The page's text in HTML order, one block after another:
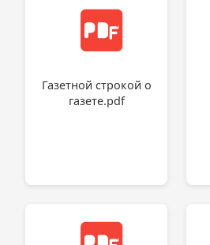
Газетной строкой о
газете.pdf